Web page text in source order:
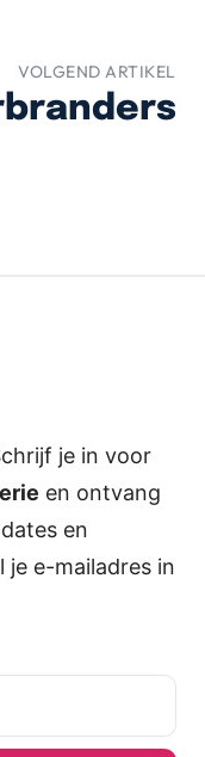
VOLGEND ARTIKEL
je in voor
en ontvang
en
je e-mailadres in